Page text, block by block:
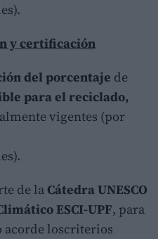
y certificación
del porcentaje de
para el reciclado,
vigentes (por
de la Cátedra UNESCO
ESCI-UPF, para
loscriterios